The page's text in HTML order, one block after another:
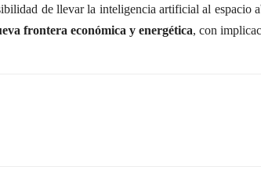
de llevar la inteligencia artificial al espacio
frontera económica y energética, con